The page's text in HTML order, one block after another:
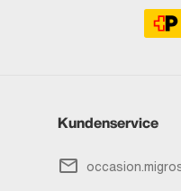
Kundenservice